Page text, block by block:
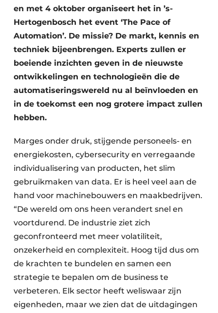
en met 4 oktober organiseert het in ’s-
Hertogenbosch het event ‘The Pace of
Automation’. De missie? De markt, kennis en
techniek bijeenbrengen. Experts zullen er
boeiende inzichten geven in de nieuwste
ontwikkelingen en technologieën die de
automatiseringswereld nu al beïnvloeden en
in de toekomst een nog grotere impact zullen
hebben.
Marges onder druk, stijgende personeels- en
energiekosten, cybersecurity en verregaande
individualisering van producten, het slim
gebruikmaken van data. Er is heel veel aan de
hand voor machinebouwers en maakbedrijven.
“De wereld om ons heen verandert snel en
voortdurend. De industrie ziet zich
geconfronteerd met meer volatiliteit,
onzekerheid en complexiteit. Hoog tijd dus om
de krachten te bundelen en samen een
strategie te bepalen om de business te
verbeteren. Elk sector heeft weliswaar zijn
eigenheden, maar we zien dat de uitdagingen